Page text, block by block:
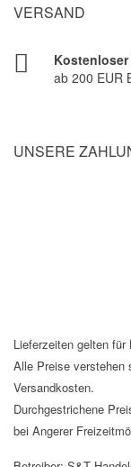
VERSAND
Kostenloser
ab 200 EUR
UNSERE
Lieferzeiten gelten für
Alle Preise
Versandkosten.
Durchgestrichene
bei Angerer